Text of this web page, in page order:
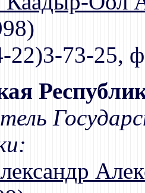
22)3-73-25,